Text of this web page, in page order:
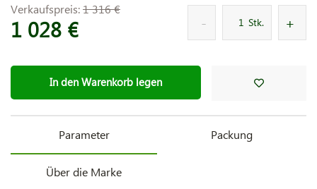
Verkaufspreis:1 316 €
1 028 € Stk.
In den Warenkorb legen
Parameter Packung
Über die Marke